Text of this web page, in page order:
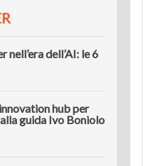
nell’era dell’AI: le 6
hub per
guida Ivo Boniolo